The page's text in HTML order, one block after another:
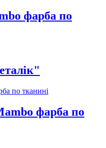
фарба по
фарба по